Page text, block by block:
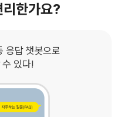
한가요?
응답 챗봇으로
있다!